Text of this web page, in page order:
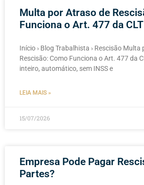
Multa por Atraso de
Funciona o Art. 477 da CLT
Início › Blog Trabalhista › Rescisão Multa
Rescisão: Como Funciona o Art. 477 da
inteiro, automático, sem INSS e
LEIA MAIS »
15/07/2026
Empresa Pode Pagar
Partes?